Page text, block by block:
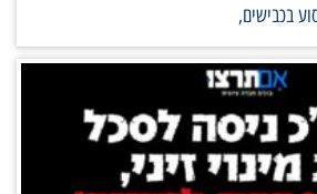
בכבישים,